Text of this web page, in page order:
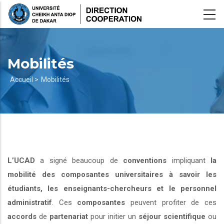
Aller
Mobilités
Fil
d'Ariane
Accueil > Mobilités
L’UCAD a signé beaucoup de conventions impliquant la
mobilité des composantes universitaires à savoir les
étudiants, les enseignants-chercheurs et le personnel
administratif . Ces composantes peuvent profiter de ces
accords de partenariat pour initier un séjour scientifique ou